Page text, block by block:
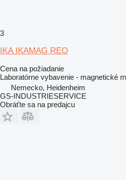
3
IKA IKAMAG REO
Cena na požiadanie
Laboratórne vybavenie - magnetické
Nemecko, Heidenheim
GS-INDUSTRIESERVICE
Obráťte sa na predajcu